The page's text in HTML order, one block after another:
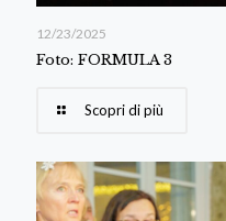
12/23/2025
Foto: FORMULA 3
Scopri di più